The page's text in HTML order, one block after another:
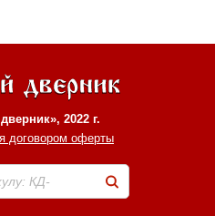
2022 г.
договором оферты
КД-